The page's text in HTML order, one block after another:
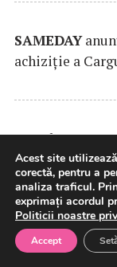
SAMEDAY
achiziție a
Testele asupra
din Cloudul
rundă de
Acest site
corectă, pentru a
analiza traficul.
exprimați acordul
Politicii noastre
Accept